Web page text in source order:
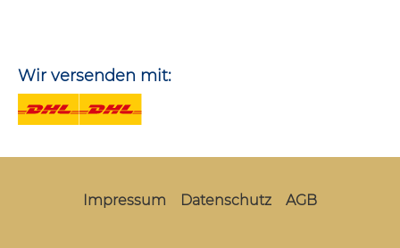
Wir versenden mit:
Impressum Datenschutz AGB